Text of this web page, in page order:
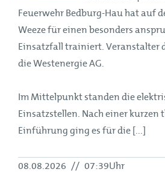
Feuerwehr Bedburg-Hau hat auf
Weeze für einen besonders
Einsatzfall trainiert. Veranstalter
die Westenergie AG.
Im Mittelpunkt standen die
Einsatzstellen. Nach einer kurzen
Einführung ging es für die [...]
08.08.2026 // 07:39Uhr